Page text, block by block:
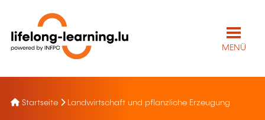
MENÜ
Startseite Landwirtschaft und pflanzliche Erzeugung